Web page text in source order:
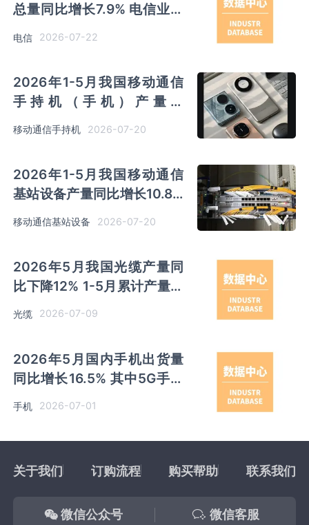
总量同比增长7.9% 电信业务
电信 2026-07-22
2026年1-5月我国移动通信
手持机（手机）产量为
56235.4万台 其中广东产量
占比45.05%排名第一
移动通信手持机 2026-07-20
2026年1-5月我国移动通信
基站设备产量同比增长10.8%
其中广东产量最多 占比
67.06%
移动通信基站设备 2026-07-20
2026年5月我国光缆产量同
比下降12% 1-5月累计产量同
光缆 2026-07-09
2026年5月国内手机出货量
同比增长16.5% 其中5G手机
货量占比97%
手机 2026-07-01
关于我们 订购流程 购买帮助 联系我们
微信公众号 微信客服